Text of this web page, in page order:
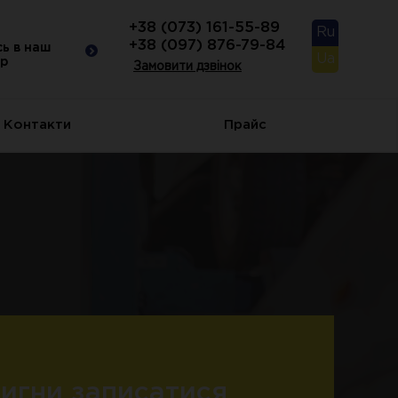
в наш
в наш
-10%
Знижка
Запишись в наш
календар
+38 (073) 161-55-89
+38 (097) 876-79-84
Замовити дзвінок
Ru
Ua
Контакти Прайс
записатися